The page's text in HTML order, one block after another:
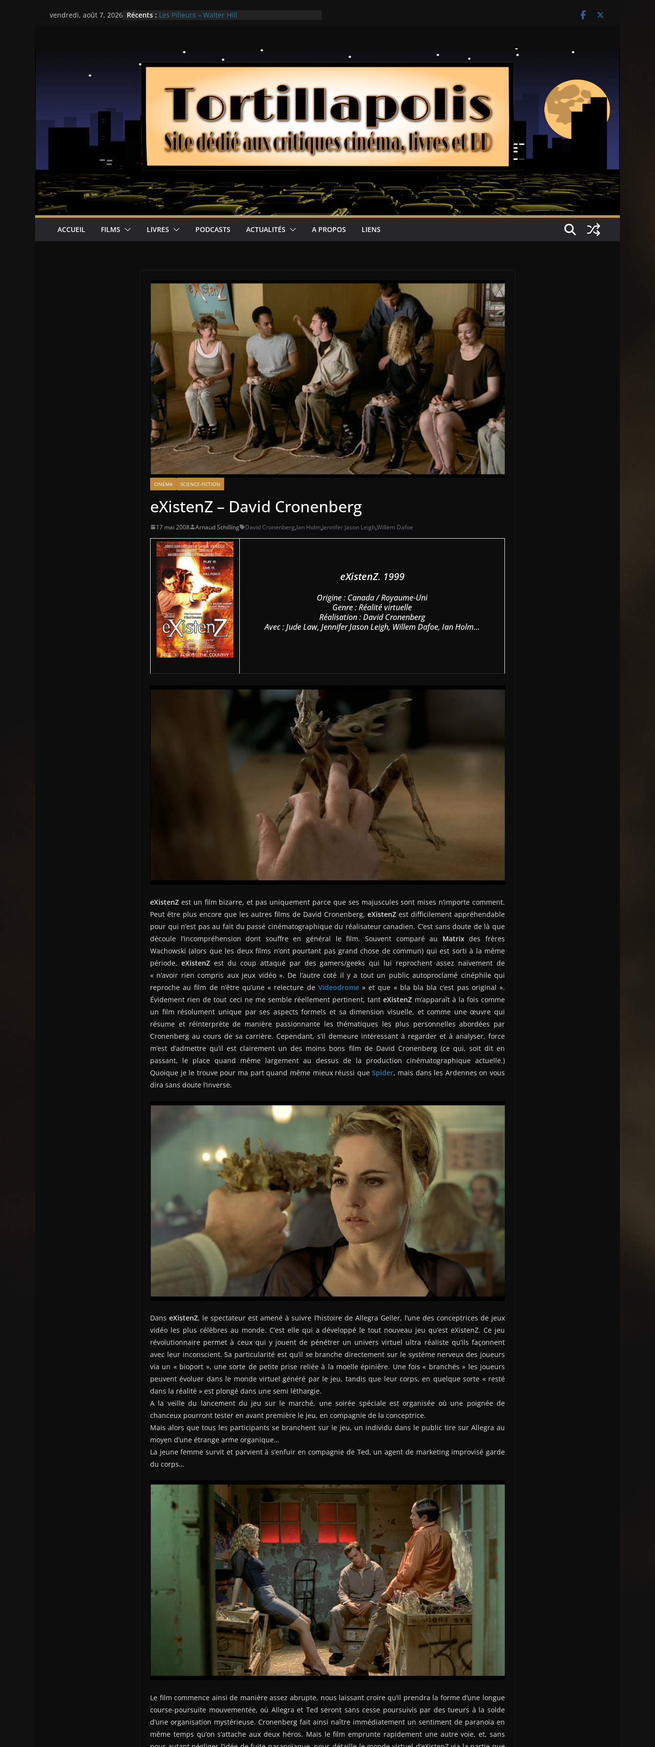
Passervendredi, août 7, 2026 Récents : Les Pilleurs – Walter Hill
Ça chauffe au lycée Ridgemont – Amy Heckerling
ACCUEIL FILMS LIVRES PODCASTS ACTUALITÉS A PROPOS LIENS
CINÉMA SCIENCE-FICTION
eXistenZ – David Cronenberg
17 mai 2008 Arnaud Schilling David Cronenberg,Ian Holm,Jennifer Jason Leigh,Willem Dafoe
eXistenZ. 1999
Origine : Canada / Royaume-Uni
Genre : Réalité virtuelle
Réalisation : David Cronenberg
Avec : Jude Law, Jennifer Jason Leigh, Willem Dafoe, Ian Holm…
eXistenZ est un film bizarre, et pas uniquement parce que ses majuscules sont mises n’importe comment.
Peut être plus encore que les autres films de David Cronenberg, eXistenZ est difficilement appréhendable
pour qui n’est pas au fait du passé cinématographique du réalisateur canadien. C’est sans doute de là que
découle l’incompréhension dont souffre en général le film. Souvent comparé au Matrixdes frères
Wachowski (alors que les deux films n’ont pourtant pas grand chose de commun) qui est sorti à la même
période, eXistenZest du coup attaqué par des gamers/geeks qui lui reprochent assez naïvement de
« n’avoir rien compris aux jeux vidéo ». De l’autre coté il y a tout un public autoproclamé cinéphile qui
reproche au film de n’être qu’une « relecture de Videodrome» et que « bla bla bla c’est pas original ».
Évidement rien de tout ceci ne me semble réellement pertinent, tanteXistenZ m’apparaît à la fois comme
un film résolument unique par ses aspects formels et sa dimension visuelle, et comme une œuvre qui
résume et réinterprète de manière passionnante les thématiques les plus personnelles abordées par
Cronenberg au cours de sa carrière. Cependant, s’il demeure intéressant à regarder et à analyser, force
m’est d’admettre qu’il est clairement un des moins bons film de David Cronenberg (ce qui, soit dit en
passant, le place quand même largement au dessus de la production cinématographique actuelle.)
Quoique je le trouve pour ma part quand même mieux réussi queSpider, mais dans les Ardennes on vous
dira sans doute l’inverse.
DanseXistenZ, le spectateur est amené à suivre l’histoire de Allegra Geller, l’une des conceptrices de jeux
vidéo les plus célèbres au monde. C’est elle qui a développé le tout nouveau jeu qu’est eXistenZ. Ce jeu
révolutionnaire permet à ceux qui y jouent de pénétrer un univers virtuel ultra réaliste qu’ils façonnent
avec leur inconscient. Sa particularité est qu’il se branche directement sur le système nerveux des joueurs
via un « bioport », une sorte de petite prise reliée à la moelle épinière. Une fois « branchés » les joueurs
peuvent évoluer dans le monde virtuel généré par le jeu, tandis que leur corps, en quelque sorte « resté
dans la réalité » est plongé dans une semi léthargie.
A la veille du lancement du jeu sur le marché, une soirée spéciale est organisée où une poignée de
chanceux pourront tester en avant première le jeu, en compagnie de la conceptrice.
Mais alors que tous les participants se branchent sur le jeu, un individu dans le public tire sur Allegra au
moyen d’une étrange arme organique…
La jeune femme survit et parvient à s’enfuir en compagnie de Ted, un agent de marketing improvisé garde
du corps…
Le film commence ainsi de manière assez abrupte, nous laissant croire qu’il prendra la forme d’une longue
course-poursuite mouvementée, où Allegra et Ted seront sans cesse poursuivis par des tueurs à la solde
d’une organisation mystérieuse. Cronenberg fait ainsi naître immédiatement un sentiment de paranoïa en
même temps qu’on s’attache aux deux héros. Mais le film emprunte rapidement une autre voie, et, sans